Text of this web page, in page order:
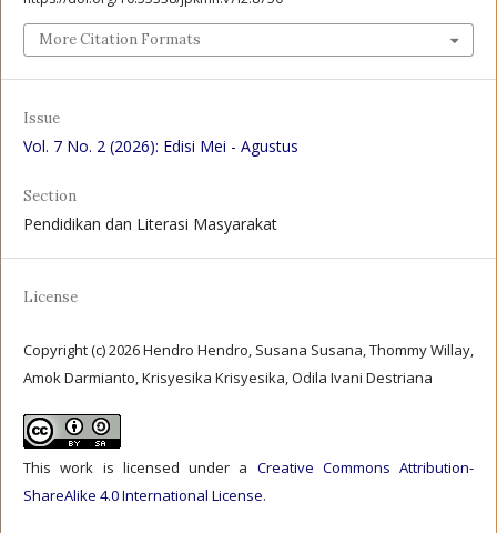
More Citation Formats
Issue
Vol. 7 No. 2 (2026): Edisi Mei - Agustus
Section
Pendidikan dan Literasi Masyarakat
License
Copyright (c) 2026 Hendro Hendro, Susana Susana, Thommy Willay,
Amok Darmianto, Krisyesika Krisyesika, Odila Ivani Destriana
This work is licensed under a Creative Commons Attribution-
ShareAlike 4.0 International License.